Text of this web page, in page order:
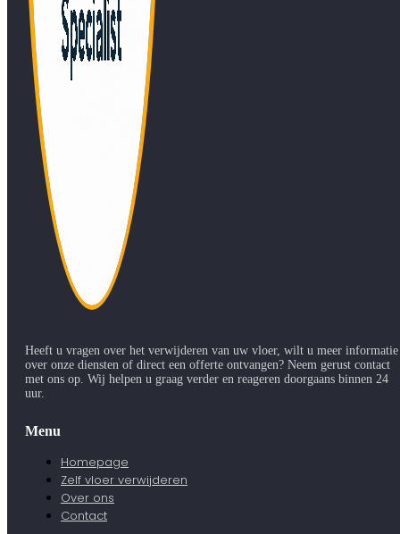
Heeft u vragen over het verwijderen van uw vloer, wilt u meer informatie
over onze diensten of direct een offerte ontvangen? Neem gerust contact
met ons op. Wij helpen u graag verder en reageren doorgaans binnen 24
uur.
Menu
Homepage
Zelf vloer verwijderen
Over ons
Contact